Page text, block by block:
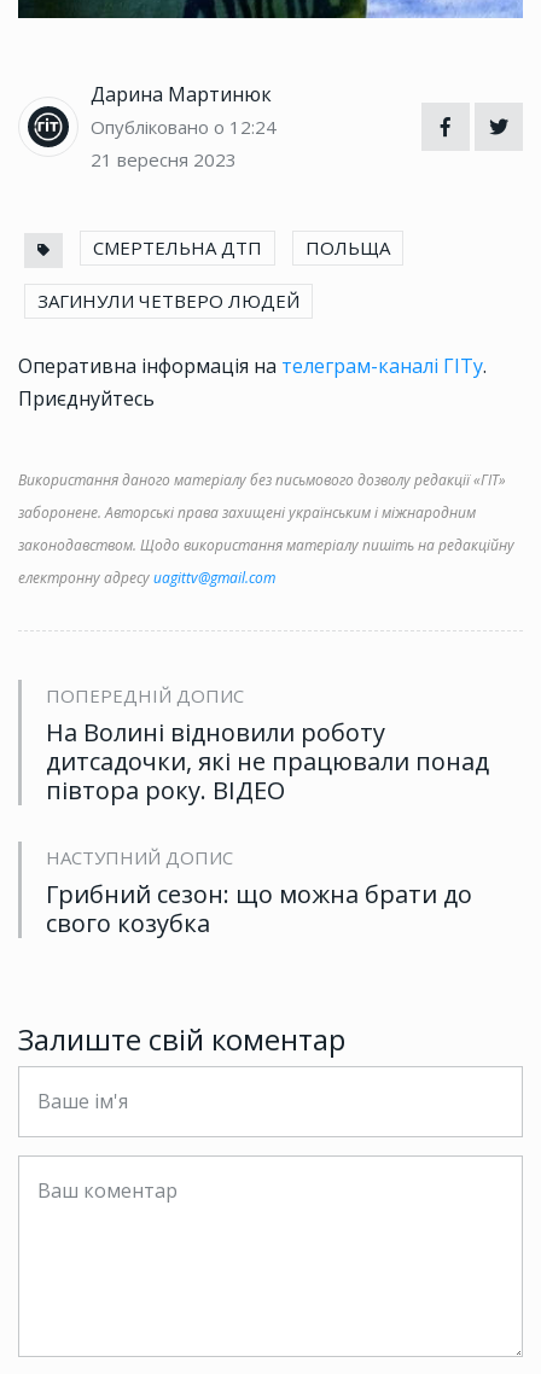
Дарина Мартинюк
Опубліковано о 12:24
21 вересня 2023
СМЕРТЕЛЬНА ДТП ПОЛЬЩА
ЗАГИНУЛИ ЧЕТВЕРО ЛЮДЕЙ
Оперативна інформація на телеграм-каналі ГІТу.
Приєднуйтесь
Використання даного матеріалу без письмового дозволу редакції «ГІТ»
заборонене. Авторські права захищені українським і міжнародним
законодавством. Щодо використання матеріалу пишіть на редакційну
електронну адресуuagittv@gmail.com
ПОПЕРЕДНІЙ ДОПИС
На Волині відновили роботу
дитсадочки, які не працювали понад
півтора року. ВІДЕО
НАСТУПНИЙ ДОПИС
Грибний сезон: що можна брати до
свого козубка
Залиште свій коментар